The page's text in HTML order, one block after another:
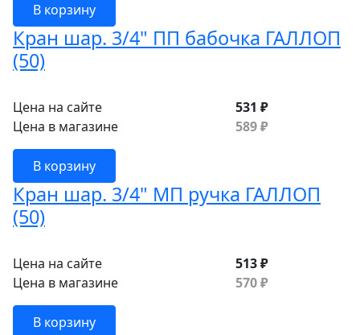
В корзину
Кран шар. 3/4" ПП бабочка ГАЛЛОП
(50)
Цена на сайте
531 ₽
Цена в магазине
589 ₽
В корзину
Кран шар. 3/4" МП ручка ГАЛЛОП
(50)
Цена на сайте
513 ₽
Цена в магазине
570 ₽
В корзину